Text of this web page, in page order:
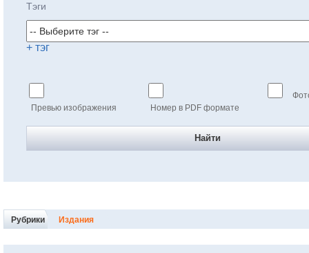
Тэги
+ тэг
Превью изображения Номер в PDF формате
Найти
Рубрики Издания